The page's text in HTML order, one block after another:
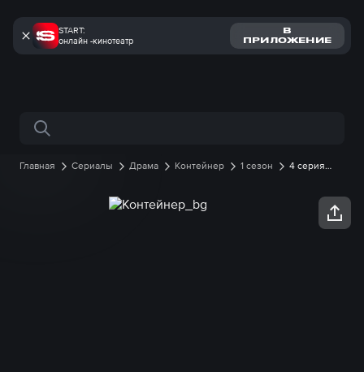
START:
онлайн -кинотеатр
В
ПРИЛОЖЕНИЕ
Поиск по сайту
Главная Сериалы Драма Контейнер 1 сезон
4 серия